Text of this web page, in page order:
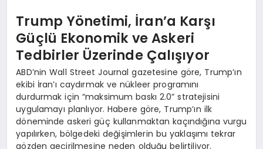
SAĞLIK
YAŞAM
Trump Yönetimi, İran’a Karşı
Güçlü Ekonomik ve Askeri
Tedbirler Üzerinde Çalışıyor
ABD’nin Wall Street Journal gazetesine göre, Trump’ın
ekibi İran’ı caydırmak ve nükleer programını
durdurmak için “maksimum baskı 2.0” stratejisini
uygulamayı planlıyor. Habere göre, Trump’ın ilk
döneminde askeri güç kullanmaktan kaçındığına vurgu
yapılırken, bölgedeki değişimlerin bu yaklaşımı tekrar
gözden geçirilmesine neden olduğu belirtiliyor.